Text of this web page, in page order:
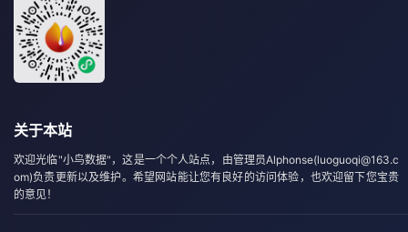
关于本站
欢迎光临"小鸟数据"，这是一个个人站点，由管理员Alphonse(luoguoqi@163.c
om)负责更新以及维护。希望网站能让您有良好的访问体验，也欢迎留下您宝贵
的意见！